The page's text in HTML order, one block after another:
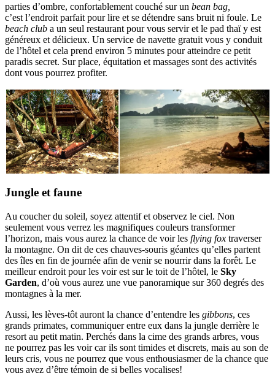
parties d’ombre, confortablement couché sur un bean bag,
c’est l’endroit parfait pour lire et se détendre sans bruit ni foule. Le
beach club a un seul restaurant pour vous servir et le pad thaï y est
généreux et délicieux. Un service de navette gratuit vous y conduit
de l’hôtel et cela prend environ 5 minutes pour atteindre ce petit
paradis secret. Sur place, équitation et massages sont des activités
dont vous pourrez profiter.
Jungle et faune
Au coucher du soleil, soyez attentif et observez le ciel. Non
seulement vous verrez les magnifiques couleurs transformer
l’horizon, mais vous aurez la chance de voir les flying fox traverser
la montagne. On dit de ces chauves-souris géantes qu’elles partent
des îles en fin de journée afin de venir se nourrir dans la forêt. Le
meilleur endroit pour les voir est sur le toit de l’hôtel, le Sky
Garden, d’où vous aurez une vue panoramique sur 360 degrés des
montagnes à la mer.
Aussi, les lèves-tôt auront la chance d’entendre les gibbons, ces
grands primates, communiquer entre eux dans la jungle derrière le
resort au petit matin. Perchés dans la cime des grands arbres, vous
ne pourrez pas les voir car ils sont timides et discrets, mais au son de
leurs cris, vous ne pourrez que vous enthousiasmer de la chance que
vous avez d’être témoin de si belles vocalises!